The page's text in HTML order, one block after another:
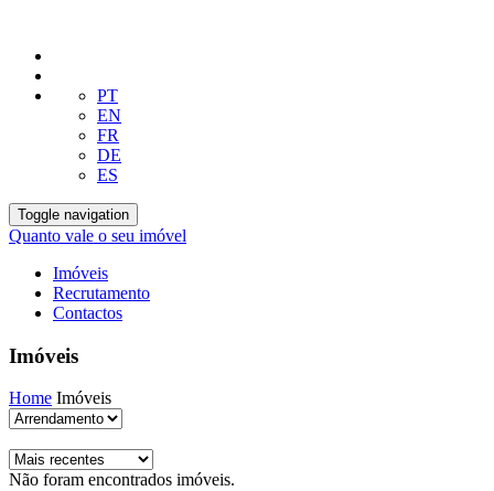
PT
EN
FR
DE
ES
Toggle navigation
Quanto vale o seu imóvel
Imóveis
Recrutamento
Contactos
Imóveis
Home Imóveis
Não foram encontrados imóveis.